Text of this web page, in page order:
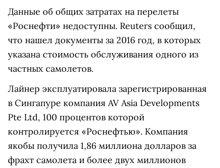
Данные об общих затратах на перелеты
«Роснефти» недоступны. Reuters сообщил,
что нашел документы за 2016 год, в которых
указана стоимость обслуживания одного из
частных самолетов.
Лайнер эксплуатировала зарегистрированная
в Сингапуре компания AV Asia Developments
Pte Ltd, 100 процентов которой
контролируется «Роснефтью». Компания
якобы получила 1,86 миллиона долларов за
фрахт самолета и более двух миллионов